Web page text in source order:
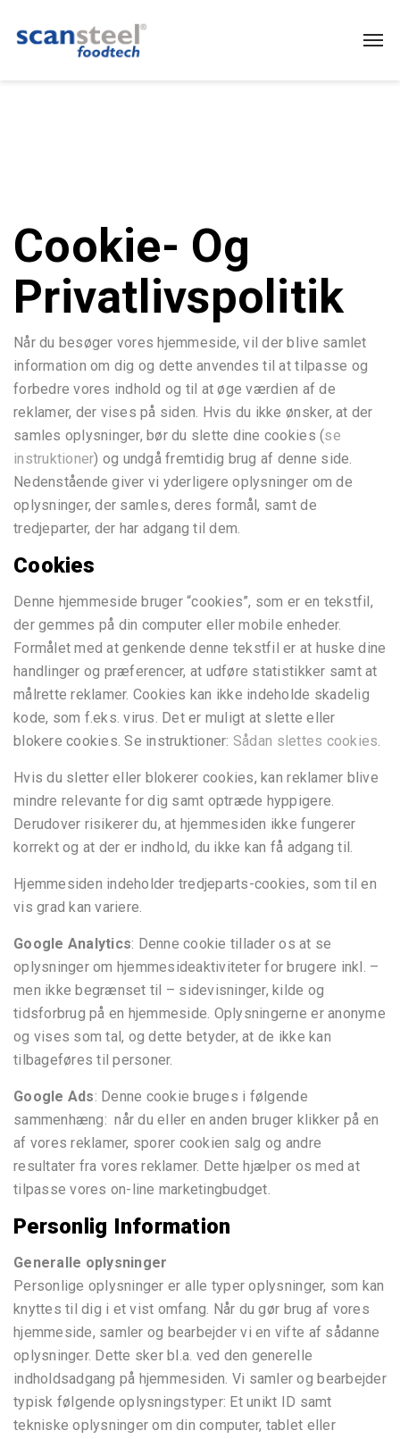
Cookie- Og
Privatlivspolitik
Når du besøger vores hjemmeside, vil der blive samlet
information om dig og dette anvendes til at tilpasse og
forbedre vores indhold og til at øge værdien af de
reklamer, der vises på siden. Hvis du ikke ønsker, at der
samles oplysninger, bør du slette dine cookies (se
instruktioner) og undgå fremtidig brug af denne side.
Nedenstående giver vi yderligere oplysninger om de
oplysninger, der samles, deres formål, samt de
tredjeparter, der har adgang til dem.
Cookies
Denne hjemmeside bruger “cookies”, som er en tekstfil,
der gemmes på din computer eller mobile enheder.
Formålet med at genkende denne tekstfil er at huske dine
handlinger og præferencer, at udføre statistikker samt at
målrette reklamer. Cookies kan ikke indeholde skadelig
kode, som f.eks. virus. Det er muligt at slette eller
blokere cookies. Se instruktioner: Sådan slettes cookies.
Hvis du sletter eller blokerer cookies, kan reklamer blive
mindre relevante for dig samt optræde hyppigere.
Derudover risikerer du, at hjemmesiden ikke fungerer
korrekt og at der er indhold, du ikke kan få adgang til.
Hjemmesiden indeholder tredjeparts-cookies, som til en
vis grad kan variere.
Google Analytics: Denne cookie tillader os at se
oplysninger om hjemmesideaktiviteter for brugere inkl. –
men ikke begrænset til – sidevisninger, kilde og
tidsforbrug på en hjemmeside. Oplysningerne er anonyme
og vises som tal, og dette betyder, at de ikke kan
tilbageføres til personer.
Google Ads: Denne cookie bruges i følgende
sammenhæng: når du eller en anden bruger klikker på en
af vores reklamer, sporer cookien salg og andre
resultater fra vores reklamer. Dette hjælper os med at
tilpasse vores on-line marketingbudget.
Personlig Information
Generalle oplysninger
Personlige oplysninger er alle typer oplysninger, som kan
knyttes til dig i et vist omfang. Når du gør brug af vores
hjemmeside, samler og bearbejder vi en vifte af sådanne
oplysninger. Dette sker bl.a. ved den generelle
indholdsadgang på hjemmesiden. Vi samler og bearbejder
typisk følgende oplysningstyper: Et unikt ID samt
tekniske oplysninger om din computer, tablet eller